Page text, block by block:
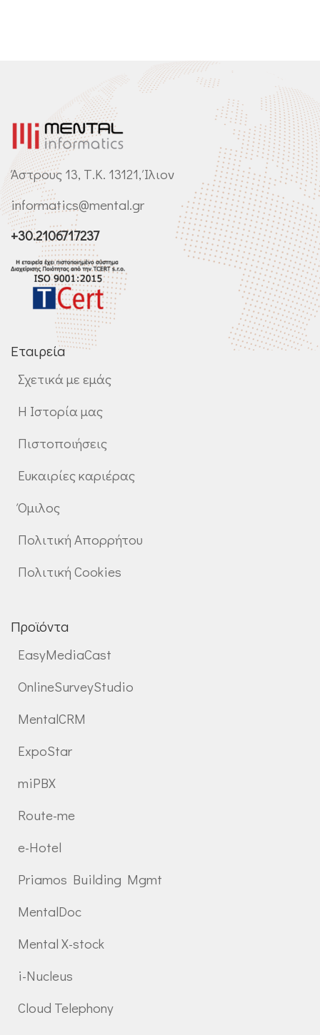
Άστρους 13, Τ.Κ. 13121, Ίλιον
informatics@mental.gr
+30.2106717237
Εταιρεία
Σχετικά με εμάς
Η Ιστορία μας
Πιστοποιήσεις
Ευκαιρίες καριέρας
Όμιλος
Πολιτική Απορρήτου
Πολιτική Cookies
Προϊόντα
EasyMediaCast
OnlineSurveyStudio
MentalCRM
ExpoStar
miPBX
Route-me
e-Hotel
Priamos Building Mgmt
MentalDoc
Mental X-stock
i-Nucleus
Cloud Telephony